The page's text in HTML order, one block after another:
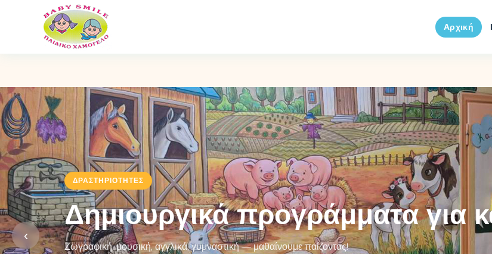
Αρχική
ΔΡΑΣΤΗΡΙΌΤΗΤΕΣ
Δημιουργικά προγράμματα για
Ζωγραφική, μουσική, αγγλικά, γυμναστική — μαθαίνουμε παίζοντας!
‹